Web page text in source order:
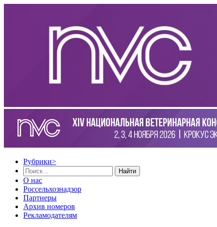
Рубрики>
Найти
О нас
Россельхознадзор
Партнеры
Архив номеров
Рекламодателям